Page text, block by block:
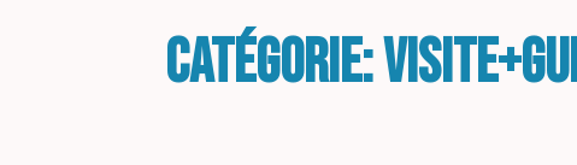
Catégorie: